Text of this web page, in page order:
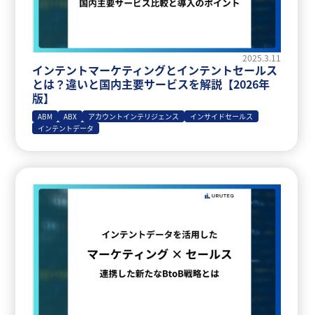
2025.3.11
インテントマーケティングとインテントセールス
とは？違いと国内主要サービスを解説【2026年
版】
ABM ABX アカウントインテリジェンス
インサイドセールス
インテントデータ